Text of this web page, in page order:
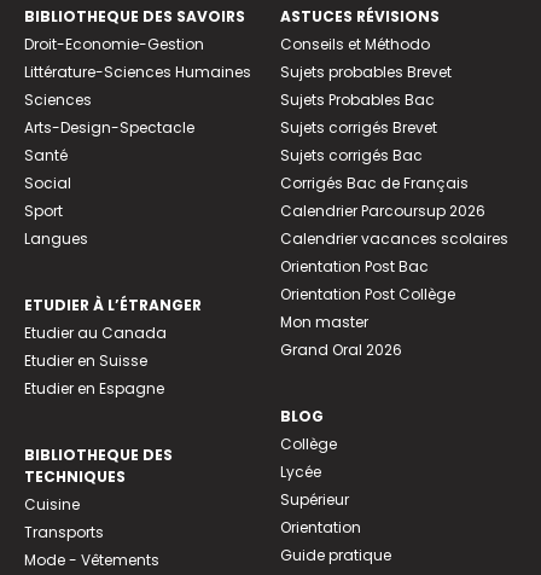
BIBLIOTHEQUE DES SAVOIRS
Droit-Economie-Gestion
Littérature-Sciences Humaines
Sciences
Arts-Design-Spectacle
Santé
Social
Sport
Langues
ETUDIER À L’ÉTRANGER
Etudier au Canada
Etudier en Suisse
Etudier en Espagne
BIBLIOTHEQUE DES
TECHNIQUES
Cuisine
Transports
Mode - Vêtements
ASTUCES RÉVISIONS
Conseils et Méthodo
Sujets probables Brevet
Sujets Probables Bac
Sujets corrigés Brevet
Sujets corrigés Bac
Corrigés Bac de Français
Calendrier Parcoursup 2026
Calendrier vacances scolaires
Orientation Post Bac
Orientation Post Collège
Mon master
Grand Oral 2026
BLOG
Collège
Lycée
Supérieur
Orientation
Guide pratique